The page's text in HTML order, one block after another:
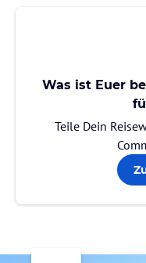
Was ist Euer
Teile Dein